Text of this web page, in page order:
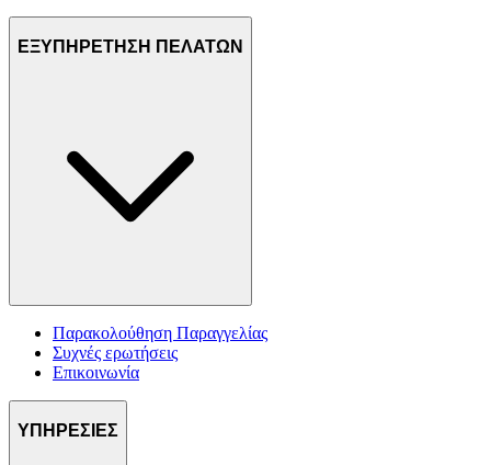
ΕΞΥΠΗΡΕΤΗΣΗ ΠΕΛΑΤΩΝ
Παρακολούθηση Παραγγελίας
Συχνές ερωτήσεις
Επικοινωνία
ΥΠΗΡΕΣΙΕΣ